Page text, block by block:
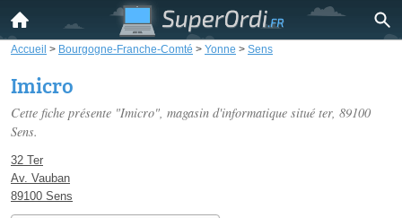
Accueil > Bourgogne-Franche-Comté > Yonne > Sens
Imicro
Cette fiche présente "Imicro", magasin d'informatique situé ter, 89100
Sens.
32 Ter
Av. Vauban
89100 Sens